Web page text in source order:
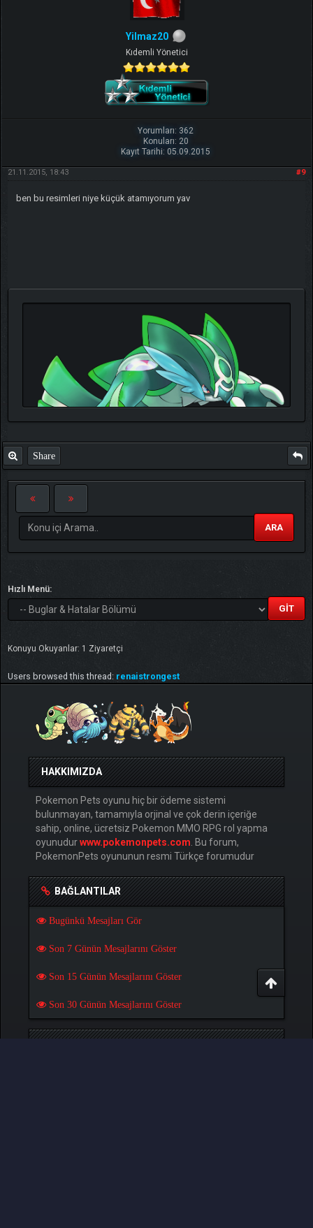
Benim ve diğer eğitmenlerin taktikleri için
Yilmaz20
Kıdemli Yönetici
Yorumları: 362
Konuları: 20
Kayıt Tarihi: 05.09.2015
#9
21.11.2015, 18:43
ben bu resimleri niye küçük atamıyorum yav
Benim ve diğer eğitmenlerin taktikleri için
Share
ARA
Hızlı Menü:
Konuyu Okuyanlar: 1 Ziyaretçi
Users browsed this thread: renaistrongest
HAKKIMIZDA
Pokemon Pets oyunu hiç bir ödeme sistemi
bulunmayan, tamamıyla orjinal ve çok derin içeriğe
sahip, online, ücretsiz Pokemon MMO RPG rol yapma
oyunudurwww.pokemonpets.com . Bu forum,
PokemonPets oyununun resmi Türkçe forumudur
BAĞLANTILAR
Bugünkü Mesajları Gör
Son 7 Günün Mesajlarını Göster
Son 15 Günün Mesajlarını Göster
Son 30 Günün Mesajlarını Göster